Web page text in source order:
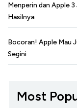
Menperin dan Apple
Hasilnya
Bocoran! Apple Mau
Segini
Most